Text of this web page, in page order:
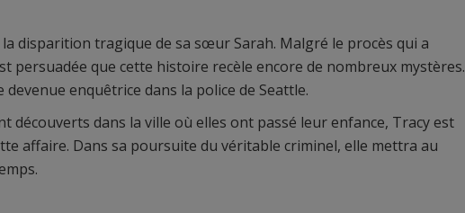
disparition tragique de sa sœur Sarah. Malgré le procès qui a
persuadée que cette histoire recèle encore de nombreux mystères.
enquêtrice dans la police de Seattle.
découverts dans la ville où elles ont passé leur enfance, Tracy est
affaire. Dans sa poursuite du véritable criminel, elle mettra au